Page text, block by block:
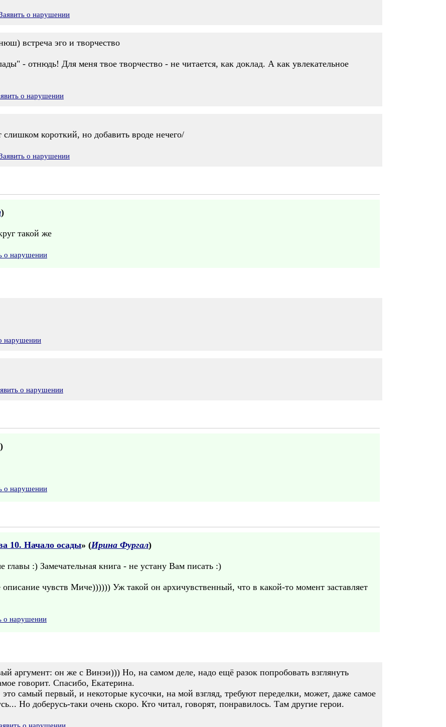
о нарушении
встреча эго и творчество
- отнюдь! Для меня твое творчество - не читается, как доклад. А как увлекательное
о нарушении
короткий, но добавить вроде нечего/
о нарушении
)
такой же
о нарушении
нарушении
о нарушении
)
о нарушении
10. Начало осады» (Ирина Фургал)
:) Замечательная книга - не устану Вам писать :)
чувств Миче)))))) Уж такой он архичувственный, что в какой-то момент заставляет
о нарушении
аргумент: он же с Винэи))) Но, на самом деле, надо ещё разок попробовать взглянуть
говорит. Спасибо, Екатерина.
самый первый, и некоторые кусочки, на мой взгляд, требуют переделки, может, даже самое
Но доберусь-таки очень скоро. Кто читал, говорят, понравилось. Там другие герои.